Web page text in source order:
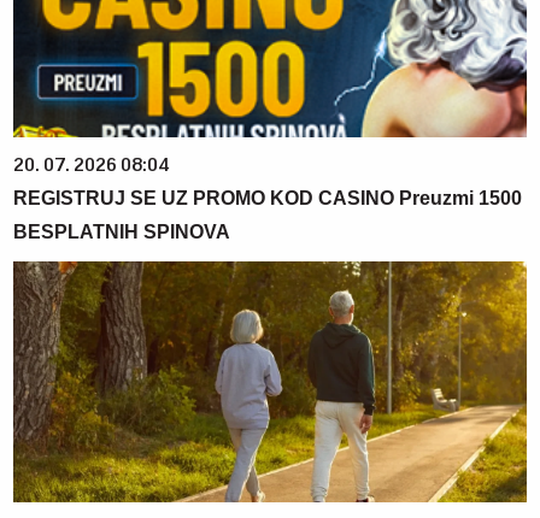
20. 07. 2026 08:04
REGISTRUJ SE UZ PROMO KOD CASINO Preuzmi 1500
BESPLATNIH SPINOVA